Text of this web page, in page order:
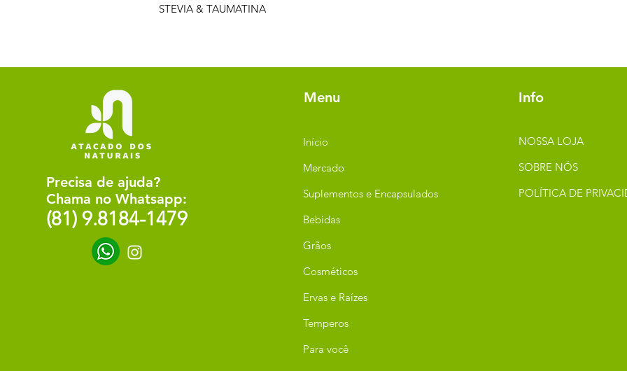
STEVIA & TAUMATINA
Precisa de ajuda?
Chama no Whatsapp:
(81) 9.8184-1479
Menu
Início
Mercado
Suplementos e Encapsulados
Bebidas
Grãos
Cosméticos
Ervas e Raízes
Temperos
Para você
Info
NOSSA LOJA
SOBRE NÓS
POLÍTICA DE